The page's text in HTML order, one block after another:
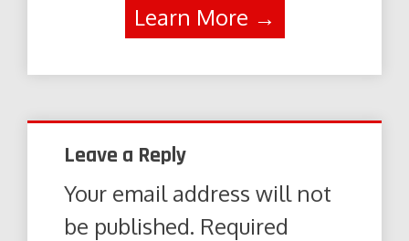
Learn More →
Leave a Reply
Your email address will not
be published. Required